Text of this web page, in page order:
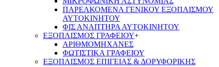
ΠΑΡΕΛΚΟΜΕΝΑ ΓΕΝΙΚΟΥ ΕΞΟΠΛΙΣΜΟΥ
ΑΥΤΟΚΙΝΗΤΟΥ
ΦΙΣ ΑΝΑΠΤΗΡΑ ΑΥΤΟΚΙΝΗΤΟΥ
ΕΞΟΠΛΙΣΜΟΣ ΓΡΑΦΕΙΟΥ+
ΑΡΙΘΜΟΜΗΧΑΝΕΣ
ΦΩΤΙΣΤΙΚΑ ΓΡΑΦΕΙΟΥ
ΕΞΟΠΛΙΣΜΟΣ ΕΠΙΓΕΙΑΣ & ΔΟΡΥΦΟΡΙΚΗΣ